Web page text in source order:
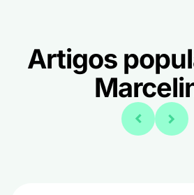
Artigos